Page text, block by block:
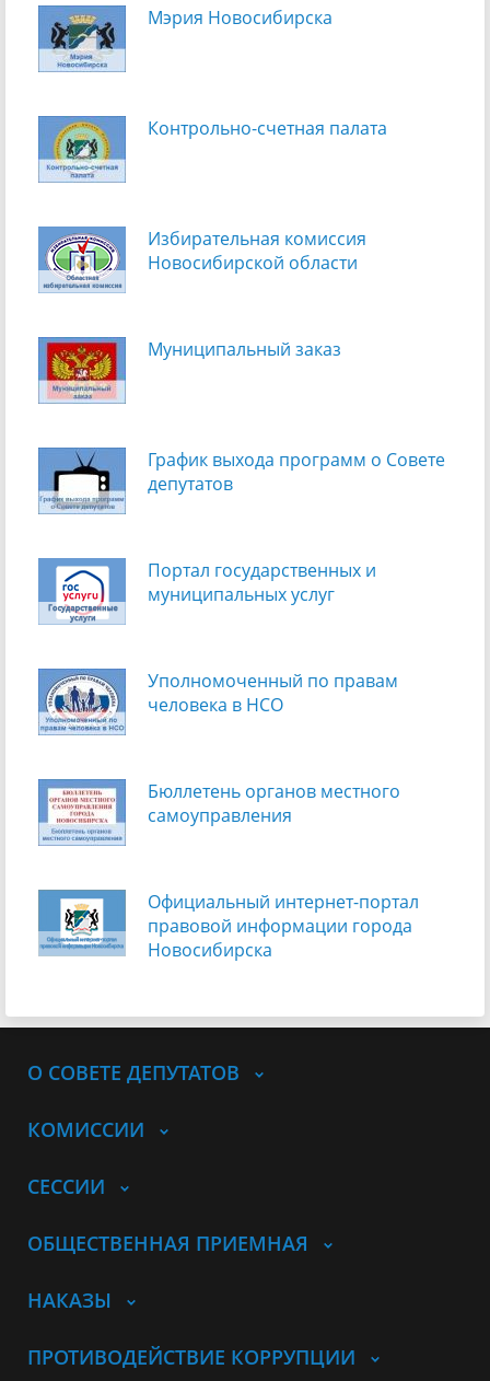
Мэрия Новосибирска
Контрольно-счетная палата
Избирательная комиссия
Новосибирской области
Муниципальный заказ
График выхода программ о Cовете
депутатов
Портал государственных и
муниципальных услуг
Уполномоченный по правам
человека в НСО
Бюллетень органов местного
самоуправления
Официальный интернет-портал
правовой информации города
Новосибирска
О СОВЕТЕ ДЕПУТАТОВ
КОМИССИИ
СЕССИИ
ОБЩЕСТВЕННАЯ ПРИЕМНАЯ
НАКАЗЫ
ПРОТИВОДЕЙСТВИЕ КОРРУПЦИИ